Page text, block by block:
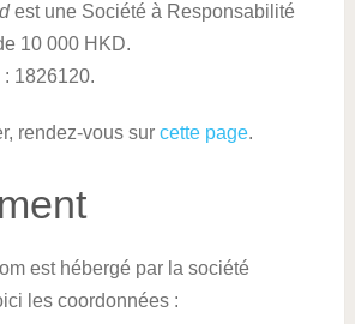
est une Société à Responsabilité
10 000 HKD.
1826120.
rendez-vous sur cette page.
est hébergé par la société
les coordonnées :